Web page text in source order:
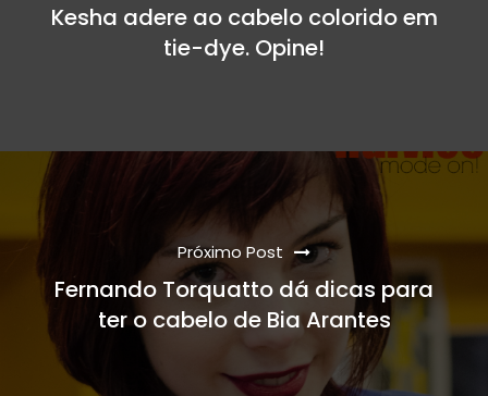
Kesha adere ao cabelo colorido em
tie-dye. Opine!
Próximo Post
Fernando Torquatto dá dicas para
ter o cabelo de Bia Arantes